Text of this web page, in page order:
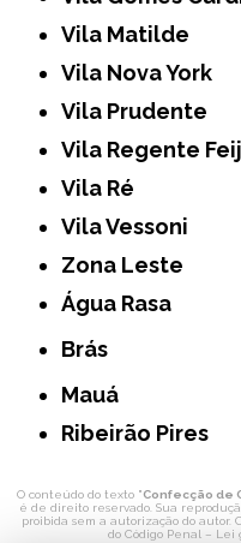
Vila Matilde
Vila Nova York
Vila Prudente
Vila Regente
Vila Ré
Vila Vessoni
Zona Leste
Água Rasa
Brás
Mauá
Ribeirão Pires
O conteúdo do texto "Confecção de
é de direito reservado. Sua
proibida sem a autorização do
do Código Penal – Lei